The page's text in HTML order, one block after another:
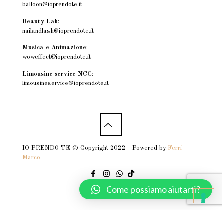
balloon@ioprendote.it
Beauty Lab:
nailandlash@ioprendote.it
Musica e Animazione:
woweffect@ioprendote.it
Limousine service NCC:
limousineservice@ioprendote.it
IO PRENDO TE © Copyright 2022 - Powered by Ferri
Marco
Come possiamo aiutarti?